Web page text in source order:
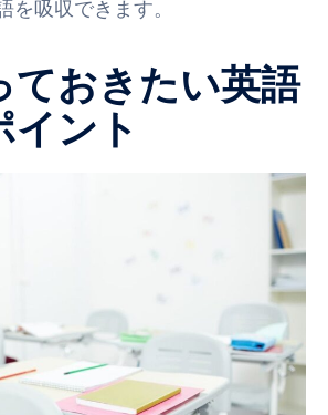
を吸収できます。
ておきたい英語
イント